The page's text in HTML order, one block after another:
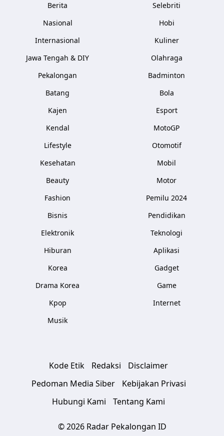
Berita
Nasional
Internasional
Jawa Tengah & DIY
Pekalongan
Batang
Kajen
Kendal
Lifestyle
Kesehatan
Beauty
Fashion
Bisnis
Elektronik
Hiburan
Korea
Drama Korea
Kpop
Musik
Selebriti
Hobi
Kuliner
Olahraga
Badminton
Bola
Esport
MotoGP
Otomotif
Mobil
Motor
Pemilu 2024
Pendidikan
Teknologi
Aplikasi
Gadget
Game
Internet
Kode Etik Redaksi
Disclaimer
Pedoman Media Siber
Kebijakan Privasi
Hubungi Kami
Tentang Kami
© 2026 Radar Pekalongan ID